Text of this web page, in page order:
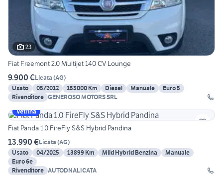
23
Fiat Freemont 2.0 Multijet 140 CV Lounge
9.900 €Licata (AG)
Usato
05/2012 153000 Km Diesel Manuale
Euro 5
Rivenditore GENEROSO MOTORS SRL
Vetrina
Fiat Panda 1.0 FireFly S&S Hybrid Pandina
13.990 €Licata (AG)
Usato
04/2025 13899 Km Mild Hybrid Benzina
Manuale
Euro 6e
Rivenditore AUTODNALICATA